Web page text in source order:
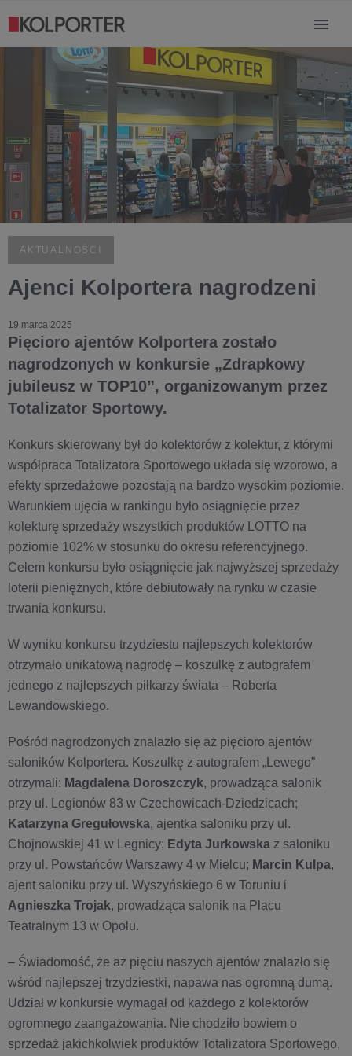
AKTUALNOŚCI
Ajenci Kolportera nagrodzeni
19 marca 2025
Pięcioro ajentów Kolportera zostało
nagrodzonych w konkursie „Zdrapkowy
jubileusz w TOP10”, organizowanym przez
Totalizator Sportowy.
Konkurs skierowany był do kolektorów z kolektur, z którymi
współpraca Totalizatora Sportowego układa się wzorowo, a
efekty sprzedażowe pozostają na bardzo wysokim poziomie.
Warunkiem ujęcia w rankingu było osiągnięcie przez
kolekturę sprzedaży wszystkich produktów LOTTO na
poziomie 102% w stosunku do okresu referencyjnego.
Celem konkursu było osiągnięcie jak najwyższej sprzedaży
loterii pieniężnych, które debiutowały na rynku w czasie
trwania konkursu.
W wyniku konkursu trzydziestu najlepszych kolektorów
otrzymało unikatową nagrodę – koszulkę z autografem
jednego z najlepszych piłkarzy świata – Roberta
Lewandowskiego.
Pośród nagrodzonych znalazło się aż pięcioro ajentów
saloników Kolportera. Koszulkę z autografem „Lewego”
otrzymali: Magdalena Doroszczyk, prowadząca salonik
przy ul. Legionów 83 w Czechowicach-Dziedzicach;
Katarzyna Gregułowska, ajentka saloniku przy ul.
Chojnowskiej 41 w Legnicy; Edyta Jurkowska z saloniku
przy ul. Powstańców Warszawy 4 w Mielcu; Marcin Kulpa,
ajent saloniku przy ul. Wyszyńskiego 6 w Toruniu i
Agnieszka Trojak, prowadząca salonik na Placu
Teatralnym 13 w Opolu.
– Świadomość, że aż pięciu naszych ajentów znalazło się
wśród najlepszej trzydziestki, napawa nas ogromną dumą.
Udział w konkursie wymagał od każdego z kolektorów
ogromnego zaangażowania. Nie chodziło bowiem o
sprzedaż jakichkolwiek produktów Totalizatora Sportowego,